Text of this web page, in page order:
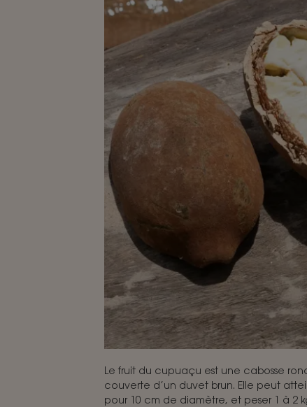
Le fruit du cupuaçu est une cabosse
couverte d’un duvet brun. Elle peut
pour 10 cm de diamètre, et peser 1 à 2